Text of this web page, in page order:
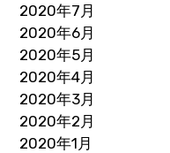
2020年7月
2020年6月
2020年5月
2020年4月
2020年3月
2020年2月
2020年1月